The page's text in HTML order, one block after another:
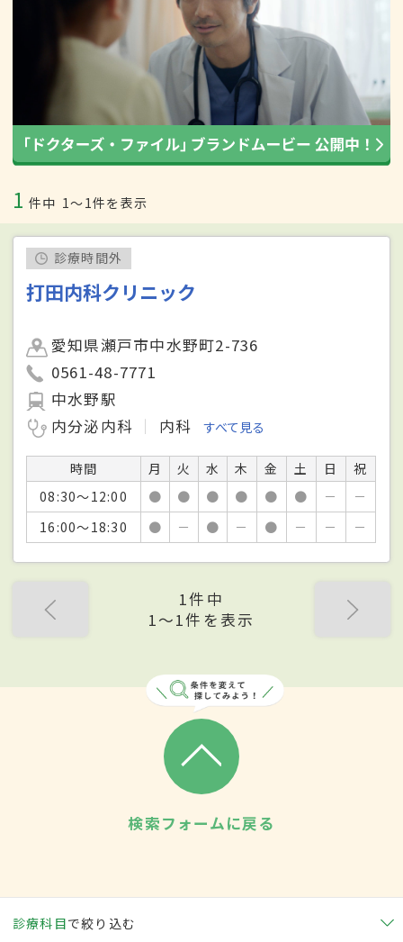
1 件中 1〜1件を表示
診療時間外
打田内科クリニック
愛知県瀬戸市中水野町2-736
0561-48-7771
中水野駅
内分泌内科
内科 すべて見る
時間 月 火 水 木 金 土 日
祝
08:30～12:00
● ● ● ● ● ● －
－
16:00～18:30
● － ● － ● － － －
1件中
1〜1件を表示
検索フォームに戻る
診療科目で絞り込む